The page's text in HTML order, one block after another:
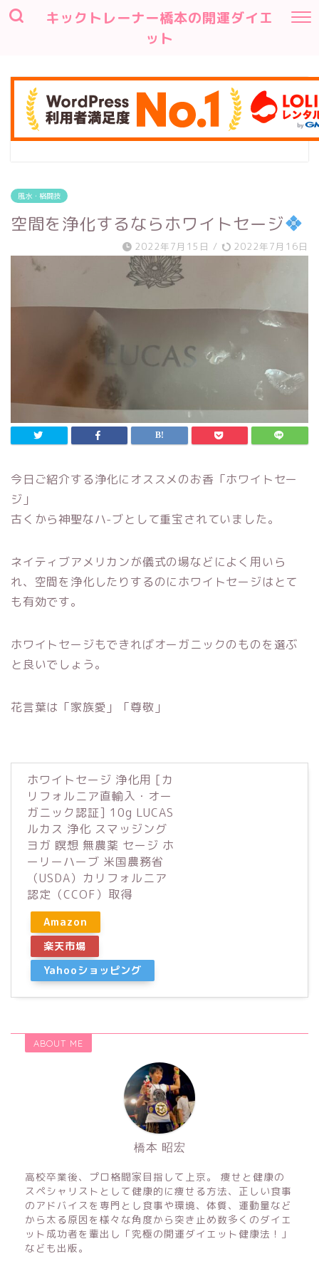
キックトレーナー橋本の開運ダイエ
ット
風水・格闘技
空間を浄化するならホワイトセージ
2022年7月15日 / 2022年7月16日
今日ご紹介する浄化にオススメのお香「ホワイトセー
ジ」
古くから神聖なハ-ブとして重宝されていました。
ネイティブアメリカンが儀式の場などによく用いら
れ、空間を浄化したりするのにホワイトセージはとて
も有効です。
ホワイトセージもできればオーガニックのものを選ぶ
と良いでしょう。
花言葉は「家族愛」「尊敬」
ホワイトセージ 浄化用 [カ
リフォルニア直輸入・オー
ガニック認証] 10g LUCAS
ルカス 浄化 スマッジング
ヨガ 瞑想 無農薬 セージ ホ
ーリーハーブ 米国農務省
（USDA）カリフォルニア
認定（CCOF）取得
Amazon
楽天市場
Yahooショッピング
ABOUT ME
橋本 昭宏
高校卒業後、プロ格闘家目指して上京。 痩せと健康の
スペシャリストとして健康的に痩せる方法、正しい食事
のアドバイスを専門とし食事や環境、体質、運動量など
から太る原因を様々な角度から突き止め数多くのダイエ
ット成功者を輩出し「究極の開運ダイエット健康法！」
なども出版。